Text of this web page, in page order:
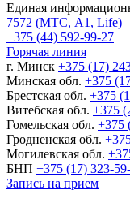
Единая
7572 (МТС, A1, Life)
+375 (44) 592-99-27
Горячая линия
г. Минск +375 (17)
Минская обл. +375
Брестская обл. +375
Витебская обл. +375
Гомельская обл. +375
Гродненская обл.
Могилевская обл.
БНП +375 (17) 323-
Запись на прием